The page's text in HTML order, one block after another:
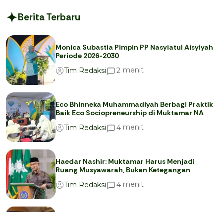
Berita Terbaru
Monica Subastia Pimpin PP Nasyiatul Aisyiyah
Periode 2026-2030
Tim Redaksi
2 menit
Eco Bhinneka Muhammadiyah Berbagi Praktik
Baik Eco Sociopreneurship di Muktamar NA
Tim Redaksi
4 menit
Haedar Nashir: Muktamar Harus Menjadi
Ruang Musyawarah, Bukan Ketegangan
Tim Redaksi
4 menit